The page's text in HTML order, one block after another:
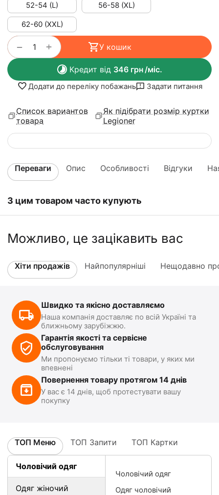
52-54 (L) 56-58 (XL)
62-60 (XXL)
+
− У кошик
Кредит від 346грн/міс.
Додати до переліку побажань Задати питання
Список вариантов
товара
Як підібрати розмір куртки
Legioner
Переваги Опис Особливості Відгуки
З цим товаром часто купують
Можливо, це зацікавить вас
Хіти продажів Найпопулярніші Нещодавно
Швидко та якісно доставляємо
Наша компанія доставляє по всій Україні та
ближньому зарубіжжю.
Гарантія якості та сервісне
обслуговування
Ми пропонуємо тільки ті товари, у яких ми
впевнені
Повернення товару протягом 14 днів
У вас є 14 днів, щоб протестувати вашу
покупку
ТОП Меню ТОП Запити ТОП Картки
Чоловічий одяг
Одяг жіночий
Чоловічий одяг
Одяг чоловічий